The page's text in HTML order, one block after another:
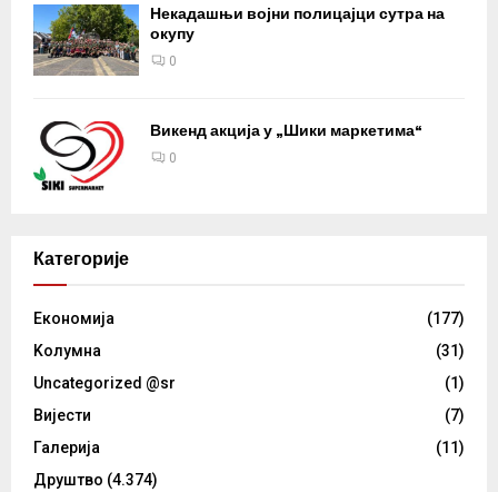
Некадашњи војни полицајци сутра на
окупу
0
Викенд акција у „Шики маркетима“
0
Категорије
Eкономија
(177)
Kолумнa
(31)
Uncategorized @sr
(1)
Вијести
(7)
Галерија
(11)
Друштво (4.374)